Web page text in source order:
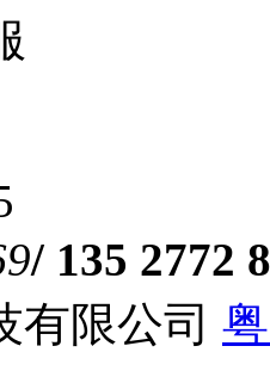
/ 135 2772
有限公司